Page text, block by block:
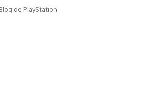
de PlayStation